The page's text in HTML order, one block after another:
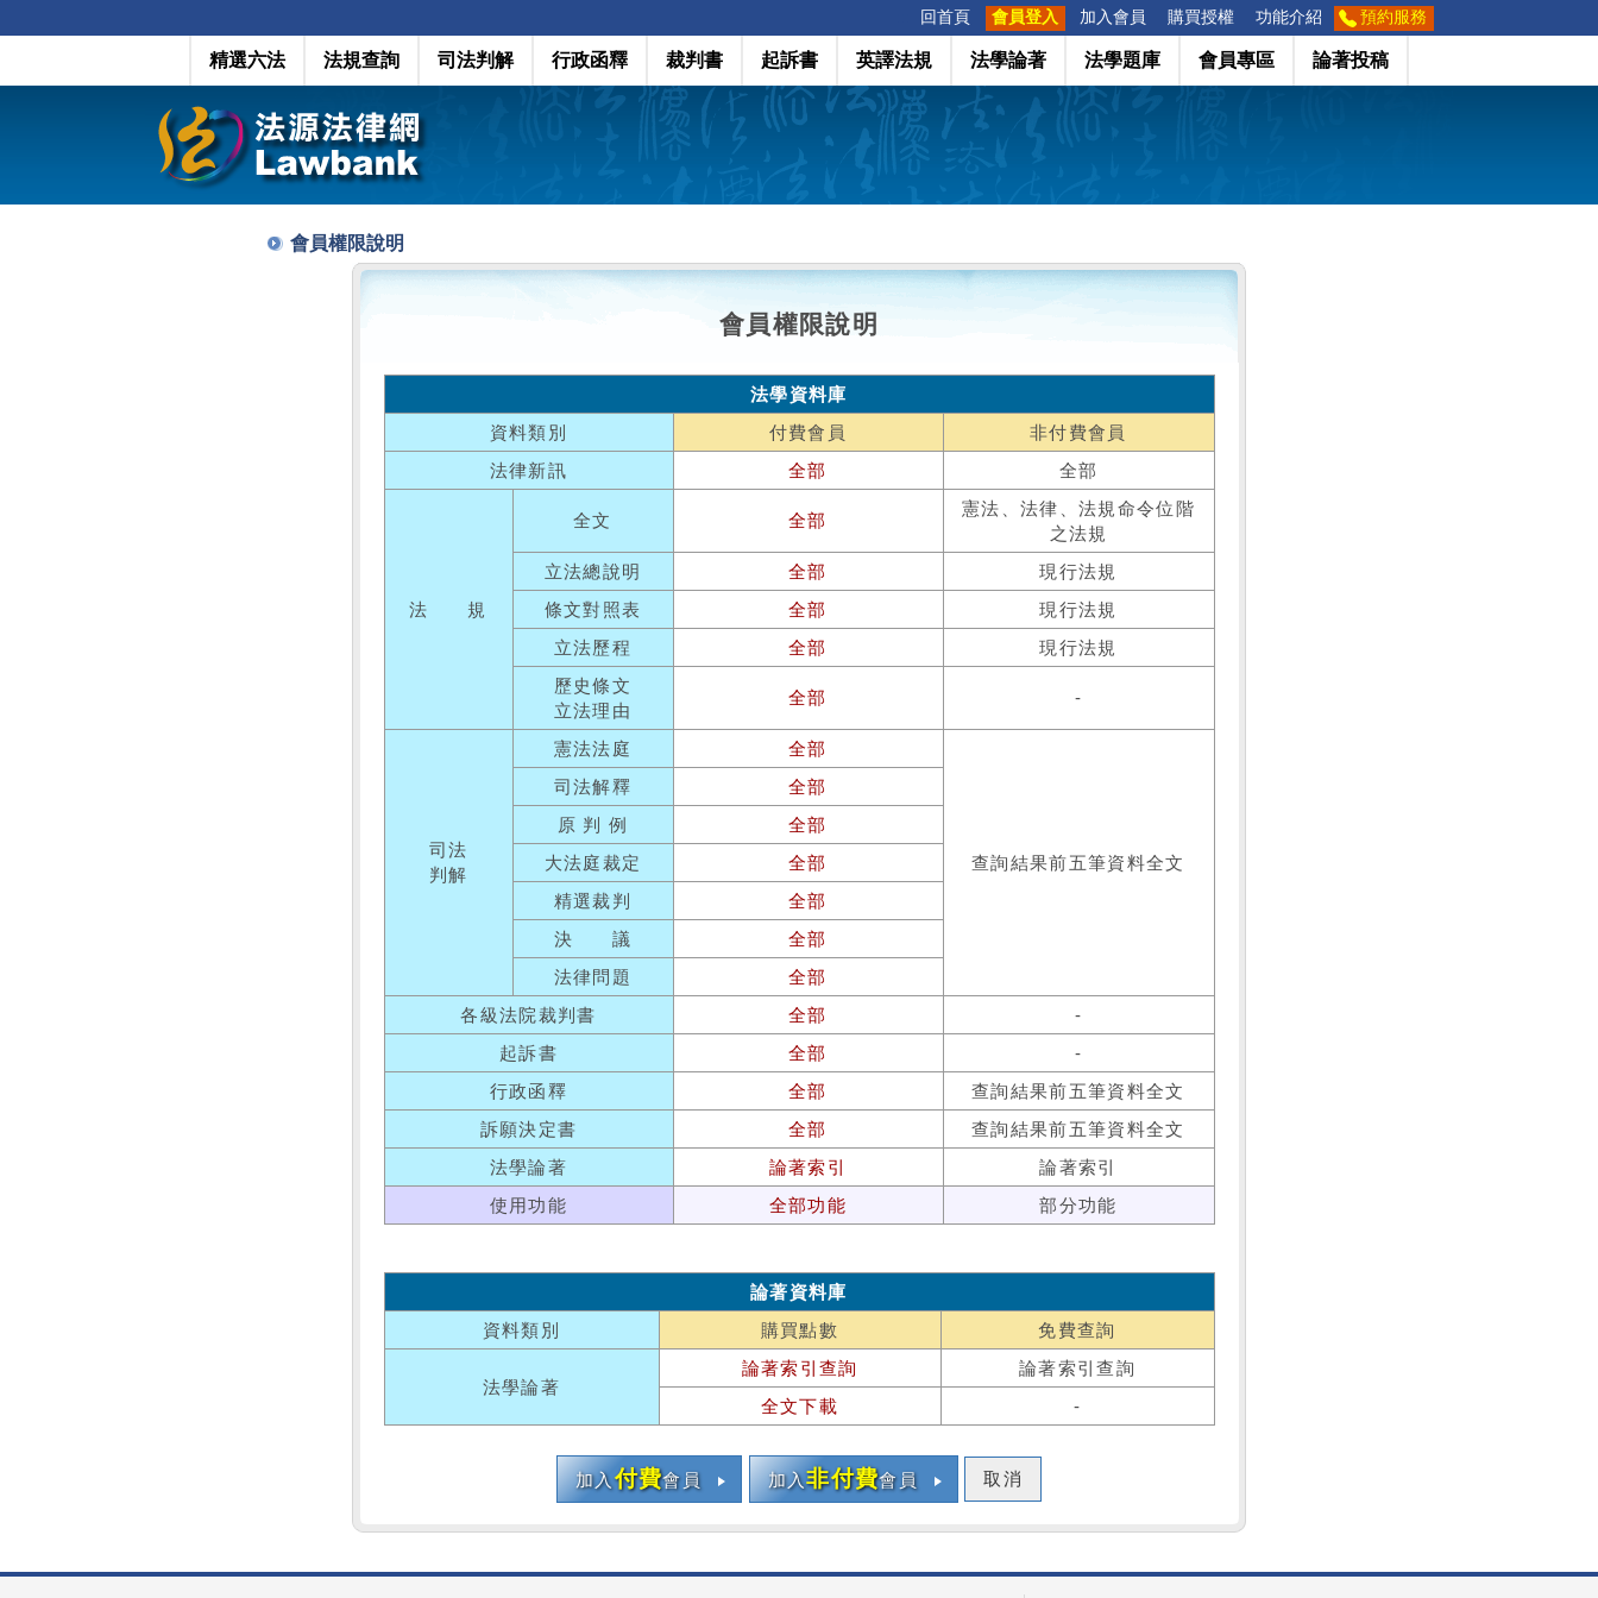
回首頁 會員登入 加入會員 購買授權 功能介紹 預約服務
精選六法 法規查詢 司法判解 行政函釋 裁判書 起訴書 英譯法規 法學論著 法學題庫 會員專區 論著投稿
會員權限說明
會員權限說明
法學資料庫
資料類別
付費會員
非付費會員
法律新訊
全部 全部
法 規
全文 全部
憲法、法律、法規命令位階
之法規
立法總說明
全部
現行法規
條文對照表
全部
現行法規
立法歷程
全部
現行法規
歷史條文
立法理由
全部 -
司法
判解
憲法法庭 全部
查詢結果前五筆資料全文
司法解釋
全部
原 判 例
全部
大法庭裁定
全部
精選裁判
全部
決 議
全部
法律問題
全部
各級法院裁判書
全部
-
起訴書
全部
-
行政函釋
全部
查詢結果前五筆資料全文
訴願決定書
全部
查詢結果前五筆資料全文
法學論著
論著索引
論著索引
使用功能
全部功能 部分功能
論著資料庫
資料類別
購買點數 免費查詢
法學論著
論著索引查詢
論著索引查詢
全文下載
-
加入付費會員 加入非付費會員 取消